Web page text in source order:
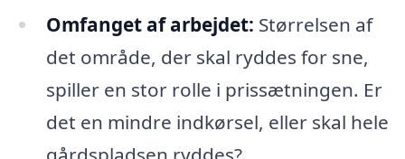
Omfanget af arbejdet: Størrelsen af
det område, der skal ryddes for sne,
spiller en stor rolle i prissætningen. Er
det en mindre indkørsel, eller skal hele